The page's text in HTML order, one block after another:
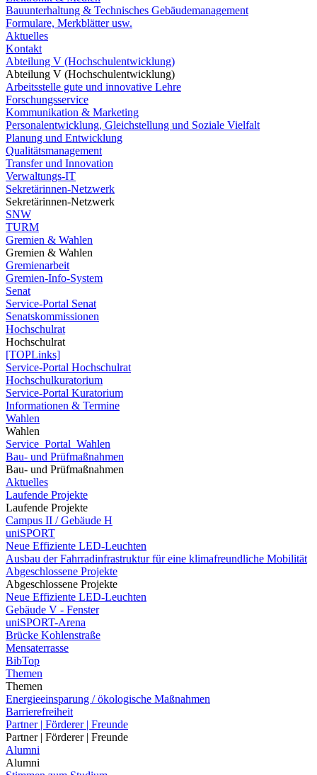
Bauunterhaltung & Technisches Gebäudemanagement
Formulare, Merkblätter usw.
Aktuelles
Kontakt
Abteilung V (Hochschulentwicklung)
Abteilung V (Hochschulentwicklung)
Arbeitsstelle gute und innovative Lehre
Forschungsservice
Kommunikation & Marketing
Personalentwicklung, Gleichstellung und Soziale Vielfalt
Planung und Entwicklung
Qualitätsmanagement
Transfer und Innovation
Verwaltungs-IT
Sekretärinnen-Netzwerk
Sekretärinnen-Netzwerk
SNW
TURM
Gremien & Wahlen
Gremien & Wahlen
Gremienarbeit
Gremien-Info-System
Senat
Service-Portal Senat
Senatskommissionen
Hochschulrat
Hochschulrat
[TOPLinks]
Service-Portal Hochschulrat
Hochschulkuratorium
Service-Portal Kuratorium
Informationen & Termine
Wahlen
Wahlen
Service_Portal_Wahlen
Bau- und Prüfmaßnahmen
Bau- und Prüfmaßnahmen
Aktuelles
Laufende Projekte
Laufende Projekte
Campus II / Gebäude H
uniSPORT
Neue Effiziente LED-Leuchten
Ausbau der Fahrradinfrastruktur für eine klimafreundliche Mobilität
Abgeschlossene Projekte
Abgeschlossene Projekte
Neue Effiziente LED-Leuchten
Gebäude V - Fenster
uniSPORT-Arena
Brücke Kohlenstraße
Mensaterrasse
BibTop
Themen
Themen
Energieeinsparung / ökologische Maßnahmen
Barrierefreiheit
Partner | Förderer | Freunde
Partner | Förderer | Freunde
Alumni
Alumni